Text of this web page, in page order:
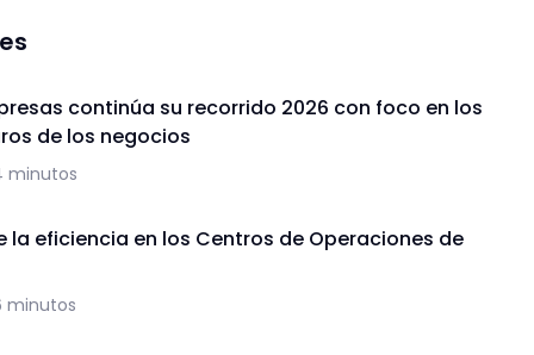
continúa su recorrido 2026 con foco en los
de los negocios
minutos
la eficiencia en los Centros de Operaciones de
minutos